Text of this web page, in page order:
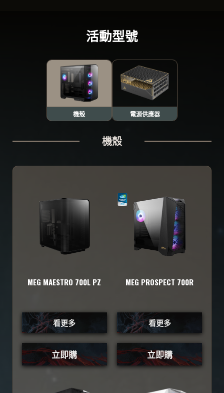
活動型號
機殼 電源供應器
機殼
MEG MAESTRO 700L PZ
看更多
立即購
MEG PROSPECT 700R
看更多
立即購